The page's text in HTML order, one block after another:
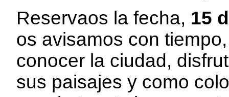
Reservaos la fecha, 15
os avisamos con
conocer la ciudad,
sus paisajes y como